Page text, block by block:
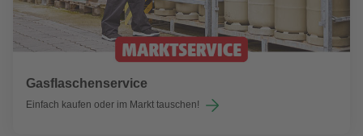
Gasflaschenservice
Einfach kaufen oder im Markt tauschen!